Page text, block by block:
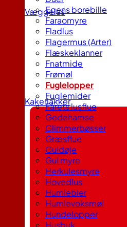
Væggelus
Kakerlakker
Egens borebille
Faraomyre
Fladlus
Flagermus (Arter)
Flæskeklanner
Fnatmide
Frømøl
Fuglelopper
Fuglemider
Fårets lusflue
Gedehamse
Glimmerbøsser
Græsflue
Guldøje
Gul myre
Herkulesmyre
Hovedlus
Humlebier
Humlevoksmøl
Hundelopper